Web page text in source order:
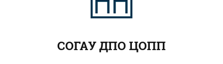
СОГАУ ДПО ЦОПП